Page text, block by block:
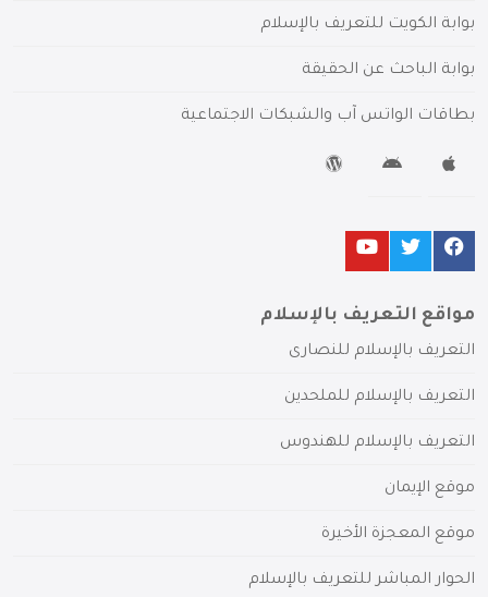
بوابة الكويت للتعريف بالإسلام
بوابة الباحث عن الحقيقة
بطاقات الواتس آب والشبكات الاجتماعية
مواقع التعريف بالإسلام
التعريف بالإسلام للنصارى
التعريف بالإسلام للملحدين
التعريف بالإسلام للهندوس
موقع الإيمان
موقع المعجزة الأخيرة
الحوار المباشر للتعريف بالإسلام